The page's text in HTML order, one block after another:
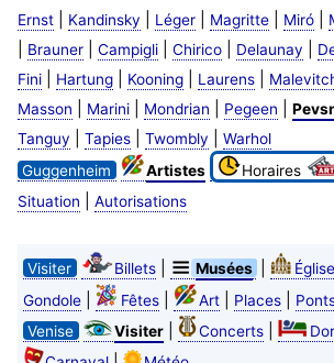
Ernst| Kandinsky Léger| Magritte| Miró|
Brauner| Campigli| Chirico| Delaunay
Fini| Hartung| Kooning| Laurens|
Masson Marini| Mondrian Pegeen
Tanguy Tapies| Twombly
Warhol
Guggenheim
Artistes Horaires
Situation
Autorisations
Visiter Billets| Musées
Gondole| Fêtes| Art| Places|
Venise
Visiter| Concerts|